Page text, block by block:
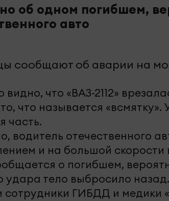
об одном погибшем,
авто
сообщают об аварии на
видно, что «ВАЗ-2112»
что называется
часть.
водитель отечественного
и на большой скорости
о погибшем,
удара тело выбросило
сотрудники ГИБДД и медики